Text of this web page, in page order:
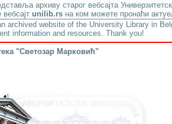
архиву старог вебсајта
unilib.rs на ком можете пронаћи
archived website of the University Library in
information and resources. Thank you!
"Светозар Марковић"